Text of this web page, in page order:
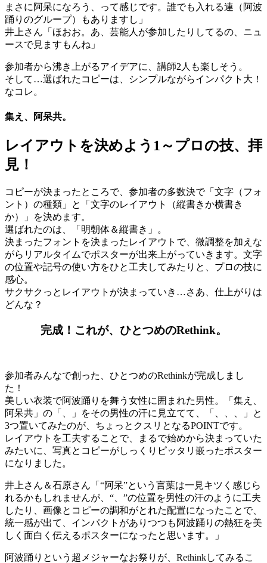
まさに阿呆になろう、って感じです。誰でも入れる連（阿波
踊りのグループ）もありますし」
井上さん「ほおお。あ、芸能人が参加したりしてるの、ニュ
ースで見ますもんね」
参加者から沸き上がるアイデアに、講師2人も楽しそう。
そして…選ばれたコピーは、シンプルながらインパクト大！
なコレ。
集え、阿呆共。
レイアウトを決めよう1～プロの技、拝
見！
コピーが決まったところで、参加者の多数決で「文字（フォ
ント）の種類」と「文字のレイアウト（縦書きか横書き
か）」を決めます。
選ばれたのは、「明朝体＆縦書き」。
決まったフォントを決まったレイアウトで、微調整を加えな
がらリアルタイムでポスターが出来上がっていきます。文字
の位置や記号の使い方をひと工夫してみたりと、プロの技に
感心。
サクサクっとレイアウトが決まっていき…さあ、仕上がりは
どんな？
完成！これが、ひとつめのRethink。
参加者みんなで創った、ひとつめのRethinkが完成しまし
た！
美しい衣装で阿波踊りを舞う女性に囲まれた男性。「集え、
阿呆共」の「、」をその男性の汗に見立てて、「、、、」と
3つ置いてみたのが、ちょっとクスリとなるPOINTです。
レイアウトを工夫することで、まるで始めから決まっていた
みたいに、写真とコピーがしっくりピッタリ嵌ったポスター
になりました。
井上さん＆石原さん「“阿呆”という言葉は一見キツく感じら
れるかもしれませんが、“、”の位置を男性の汗のように工夫
したり、画像とコピーの調和がとれた配置になったことで、
統一感が出て、インパクトがありつつも阿波踊りの熱狂を美
しく面白く伝えるポスターになったと思います。」
阿波踊りという超メジャーなお祭りが、Rethinkしてみるこ